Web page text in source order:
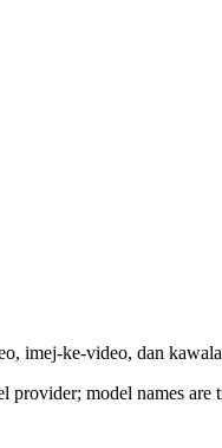
imej-ke-video, dan
model names are